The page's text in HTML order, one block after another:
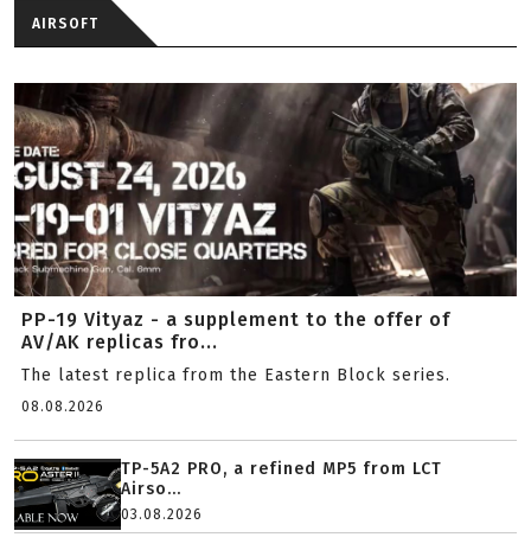
AIRSOFT
PP-19 Vityaz - a supplement to the offer of
AV/AK replicas fro...
The latest replica from the Eastern Block series.
08.08.2026
TP-5A2 PRO, a refined MP5 from LCT
Airso...
03.08.2026